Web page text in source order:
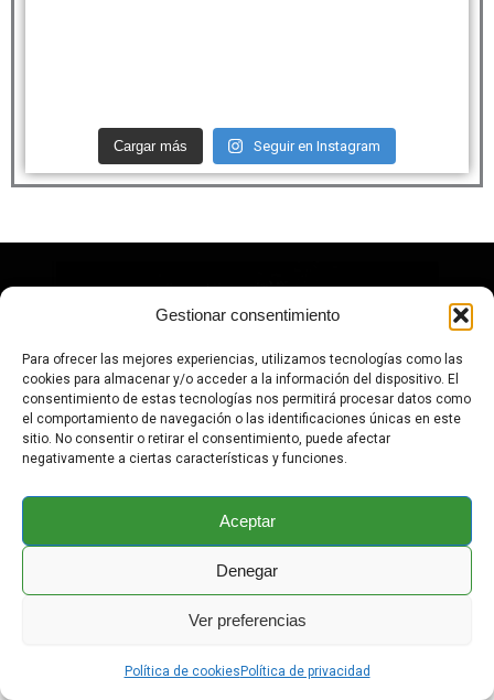
Gestionar consentimiento
Para ofrecer las mejores experiencias, utilizamos tecnologías como las
cookies para almacenar y/o acceder a la información del dispositivo. El
consentimiento de estas tecnologías nos permitirá procesar datos como
el comportamiento de navegación o las identificaciones únicas en este
sitio. No consentir o retirar el consentimiento, puede afectar
negativamente a ciertas características y funciones.
Aceptar
Denegar
Ver preferencias
Política de cookies Política de privacidad
Cargar más Seguir en Instagram
¿Y si tu próxima camiseta
pudiera salvar una vida?
Imagina una marca sostenible que protege bosques,
mares y animales en peligro. TEWA no es moda, es
un movimiento.
Tienda